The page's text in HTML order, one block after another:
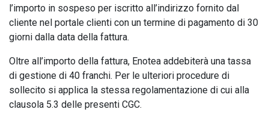
l’importo in sospeso per iscritto all’indirizzo fornito dal
cliente nel portale clienti con un termine di pagamento di 30
giorni dalla data della fattura.
Oltre all’importo della fattura, Enotea addebiterà una tassa
di gestione di 40 franchi. Per le ulteriori procedure di
sollecito si applica la stessa regolamentazione di cui alla
clausola 5.3 delle presenti CGC.